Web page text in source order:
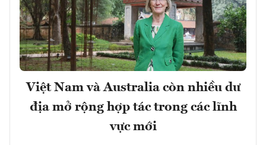
Việt Nam và Australia còn nhiều dư
địa mở rộng hợp tác trong các lĩnh
vực mới